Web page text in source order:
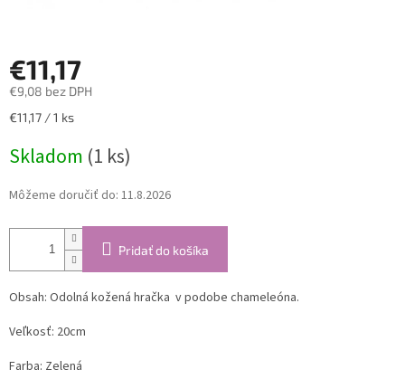
€11,17
€9,08 bez DPH
Jednotková
€11,17 / 1 ks
Skladom (1 ks)
Môžeme doručiť do: 11.8.2026
Pridať do košíka
Obsah: Odolná kožená hračka v podobe chameleóna.
Veľkosť: 20cm
Farba: Zelená